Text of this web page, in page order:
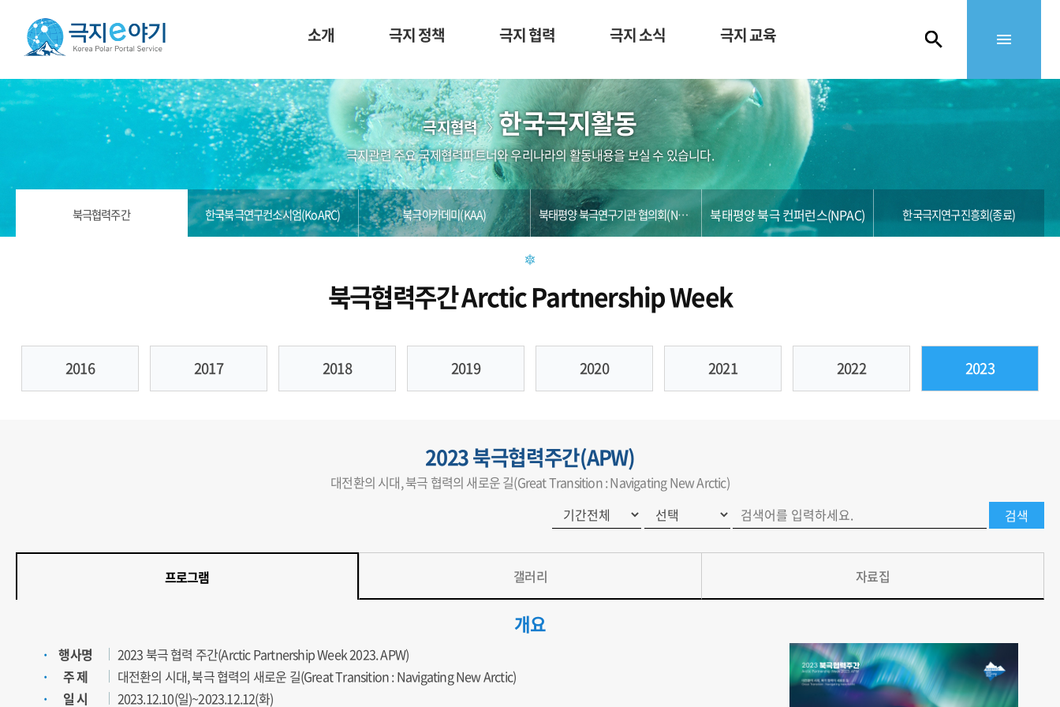
소개 극지 정책 극지 협력 극지 소식 극지 교육
극지협력 한국극지활동
극지관련 주요 국제협력파트너와 우리나라의 활동내용을 보실 수 있습니다.
북극협력주간 한국북극연구컨소시엄(KoARC) 북극아카데미(KAA) 북태평양 북극연구기관 협의회(NPARC) 북태평양 북극 컨퍼런스(NPAC) 한국극지연구진흥회(종료)
북극협력주간 Arctic Partnership Week
2016 2017 2018 2019 2020 2021 2022 2023
2023 북극협력주간(APW)
대전환의 시대, 북극 협력의 새로운 길(Great Transition : Navigating New Arctic)
프로그램 갤러리 자료집
개요
행사명
2023 북극 협력 주간(Arctic Partnership Week 2023. APW)
주 제
대전환의 시대, 북극 협력의 새로운 길(Great Transition : Navigating New Arctic)
일 시
2023.12.10(일)~2023.12.12(화)